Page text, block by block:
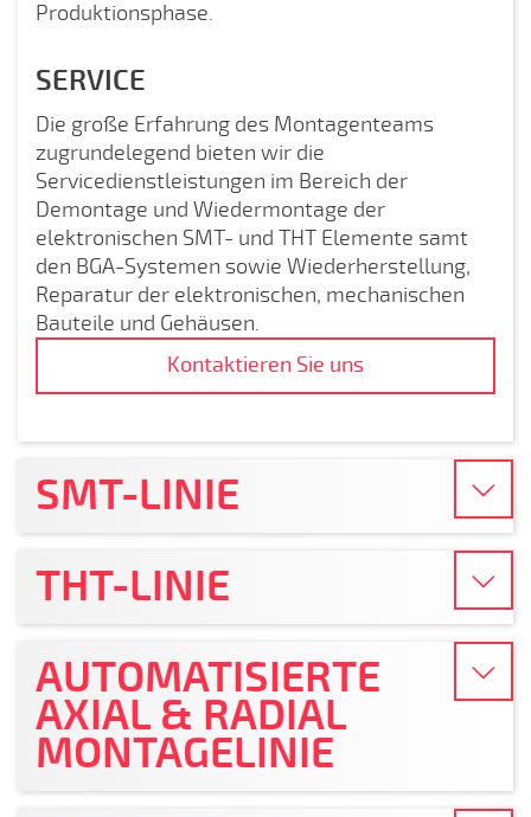
Produktionsphase.
SERVICE
Die große Erfahrung des Montagenteams
zugrundelegend bieten wir die
Servicedienstleistungen im Bereich der
Demontage und Wiedermontage der
elektronischen SMT- und THT Elemente samt
den BGA-Systemen sowie Wiederherstellung,
Reparatur der elektronischen, mechanischen
Bauteile und Gehäusen.
Kontaktieren Sie uns
SMT-LINIE
THT-LINIE
AUTOMATISIERTE
AXIAL & RADIAL
MONTAGELINIE